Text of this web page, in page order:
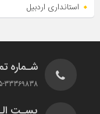
استانداری اردبیل
شـماره
33369838